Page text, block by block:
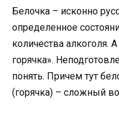
Белочка – исконно
определенное
количества алкоголя.
горячка».
понять. Причем тут
(горячка) – сложный